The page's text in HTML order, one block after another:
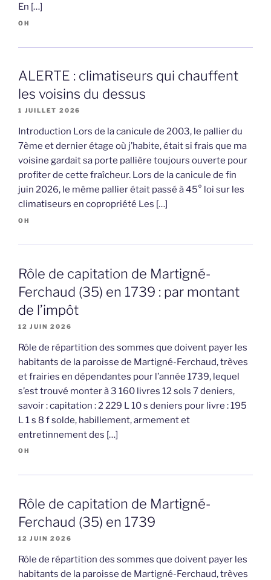
En […]
OH
ALERTE : climatiseurs qui chauffent
les voisins du dessus
1 JUILLET 2026
Introduction Lors de la canicule de 2003, le pallier du
7ème et dernier étage où j’habite, était si frais que ma
voisine gardait sa porte pallière toujours ouverte pour
profiter de cette fraîcheur. Lors de la canicule de fin
juin 2026, le même pallier était passé à 45° loi sur les
climatiseurs en copropriété Les […]
OH
Rôle de capitation de Martigné-
Ferchaud (35) en 1739 : par montant
de l’impôt
12 JUIN 2026
Rôle de répartition des sommes que doivent payer les
habitants de la paroisse de Martigné-Ferchaud, trèves
et frairies en dépendantes pour l’année 1739, lequel
s’est trouvé monter à 3 160 livres 12 sols 7 deniers,
savoir : capitation : 2 229 L 10 s deniers pour livre : 195
L 1 s 8 f solde, habillement, armement et
entretinnement des […]
OH
Rôle de capitation de Martigné-
Ferchaud (35) en 1739
12 JUIN 2026
Rôle de répartition des sommes que doivent payer les
habitants de la paroisse de Martigné-Ferchaud, trèves